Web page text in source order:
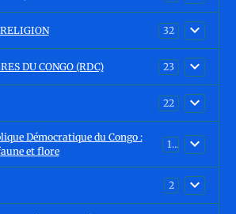
32
DU CONGO (RDC) 23
22
Démocratique du Congo :
et flore
15
2